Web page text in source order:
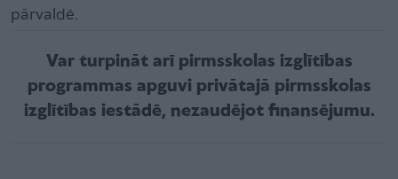
pārvaldē.
Var turpināt arī pirmsskolas izglītības
programmas apguvi privātajā pirmsskolas
izglītības iestādē, nezaudējot finansējumu.